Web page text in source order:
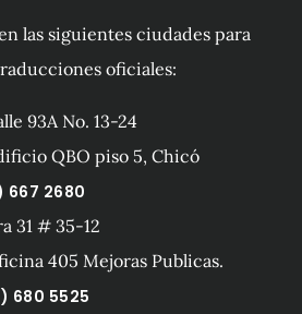
las siguientes ciudades para
oficiales:
93A No. 13-24
QBO piso 5, Chicó
667 2680
31 # 35-12
405 Mejoras Publicas.
680 5525